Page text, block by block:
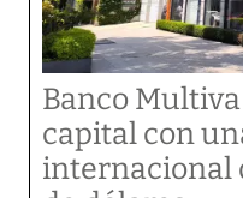
Banco
capital con
internacional